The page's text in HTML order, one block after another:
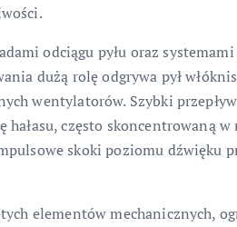
odciągu pyłu oraz
dużą rolę odgrywa pył
wentylatorów. Szybki
hałasu, często skoncentrowaną
skoki poziomu dźwięku
elementów mechanicznych,